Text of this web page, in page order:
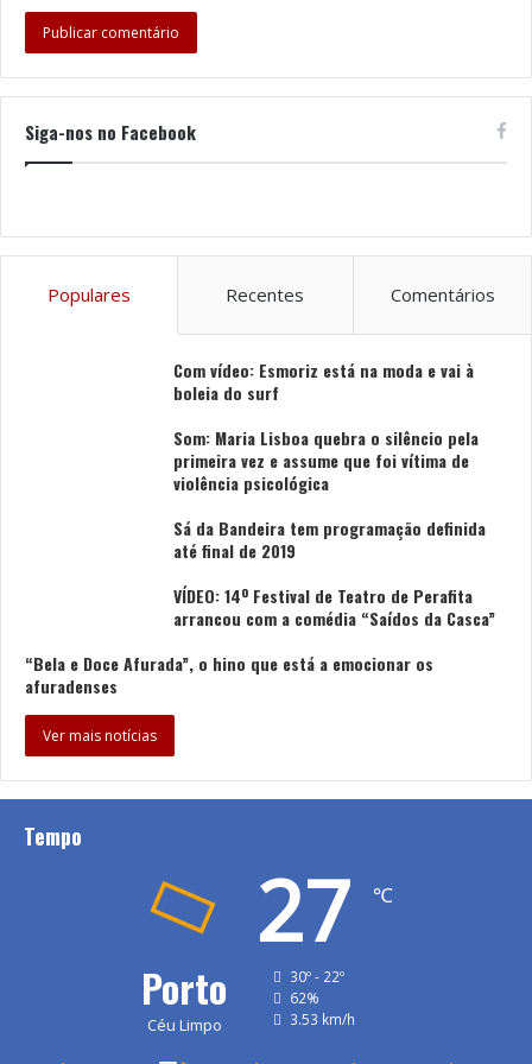
Siga-nos no Facebook
Populares Recentes Comentários
Com vídeo: Esmoriz está na moda e vai à
boleia do surf
Som: Maria Lisboa quebra o silêncio pela
primeira vez e assume que foi vítima de
violência psicológica
Sá da Bandeira tem programação definida
até final de 2019
VÍDEO: 14º Festival de Teatro de Perafita
arrancou com a comédia “Saídos da Casca”
“Bela e Doce Afurada”, o hino que está a emocionar os
afuradenses
Ver mais notícias
Tempo
Porto
Céu Limpo
27 ℃
30º - 22º
62%
3.53 km/h